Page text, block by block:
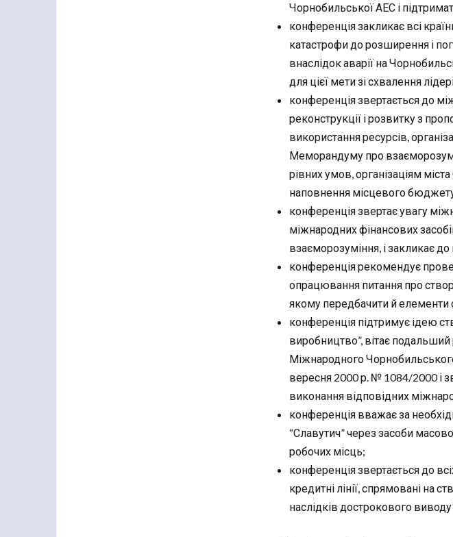
Чорнобильської АЕС і
конференція закликає всі
катастрофи до розширення і
внаслідок аварії на
для цієї мети зі схвалення
конференція звертається до
реконструкції і розвитку з
використання ресурсів,
Меморандуму про
рівних умов, організаціям
наповнення місцевого
конференція звертає увагу
міжнародних фінансових
взаєморозуміння, і закликає
конференція рекомендує
опрацювання питання про
якому передбачити й елементи
конференція підтримує ідею
виробництво”, вітає подальший
Міжнародного
вересня 2000 р. № 1084/2000 і
виконання відповідних
конференція вважає за
“Славутич” через засоби
робочих місць;
конференція звертається до
кредитні лінії, спрямовані на
наслідків дострокового